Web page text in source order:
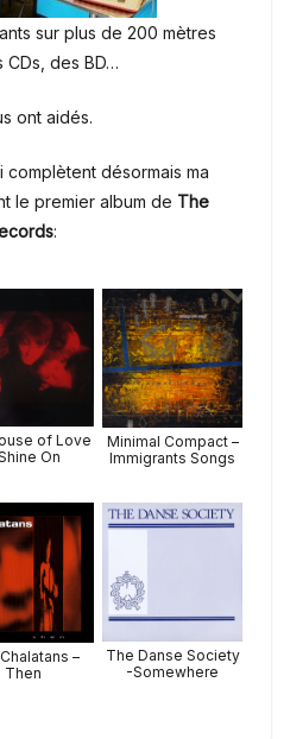
sur plus de 200 mètres
CDs, des BD…
ont aidés.
désormais ma
le premier album de The
:
of Love
On
Minimal Compact –
Immigrants Songs
–
Then
The Danse Society
-Somewhere